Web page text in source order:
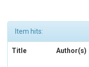
Item hits:
Title Author(s)